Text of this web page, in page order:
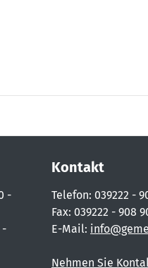
-
-
Kontakt
Telefon: 039222 -
Fax: 039222 - 908
E-Mail:
Nehmen Sie